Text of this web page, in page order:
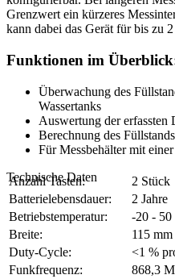
Grenzwert ein kürzeres
kann dabei das Gerät für bis zu
Funktionen im
Überwachung des
Wassertanks
Auswertung der erfassten
Berechnung des
Für Messbehälter mit
Technische Daten
Anzahl Tasten:
2 Stück
Batterielebensdauer:
2 Jahre
Betriebstemperatur:
-20 - 50
Breite:
115 mm
Duty-Cycle:
<1 %
Funkfrequenz:
868,3